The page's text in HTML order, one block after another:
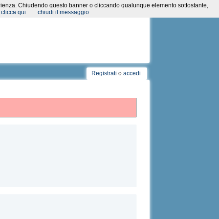
Registrati o accedi
Chiudendo questo banner o cliccando qualunque elemento sottostante,
clicca qui chiudi il messaggio